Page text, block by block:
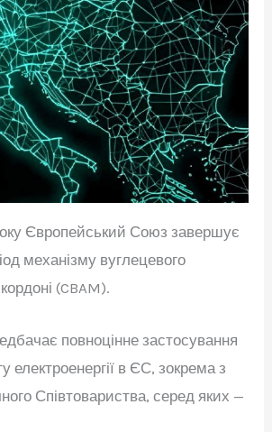
Європейський Союз завершує
механізму вуглецевого
(CBAM).
повноцінне застосування
електроенергії в ЄС, зокрема з
Співтовариства, серед яких —